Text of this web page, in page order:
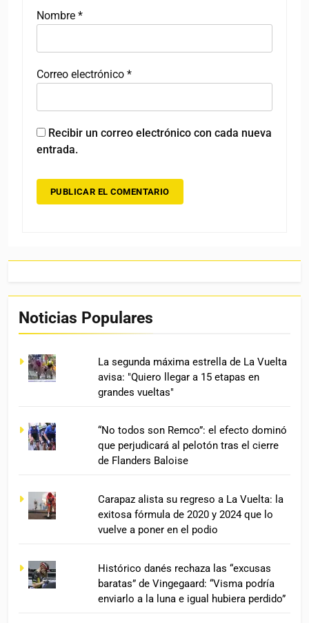
Nombre *
Correo electrónico *
Recibir un correo electrónico con cada nueva
entrada.
Noticias Populares
La segunda máxima estrella de La Vuelta
avisa: "Quiero llegar a 15 etapas en
grandes vueltas"
“No todos son Remco”: el efecto dominó
que perjudicará al pelotón tras el cierre
de Flanders Baloise
Carapaz alista su regreso a La Vuelta: la
exitosa fórmula de 2020 y 2024 que lo
vuelve a poner en el podio
Histórico danés rechaza las “excusas
baratas” de Vingegaard: “Visma podría
enviarlo a la luna e igual hubiera perdido”